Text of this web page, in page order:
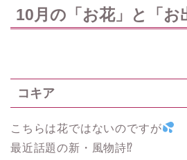
10月の「お花」と「お
コキア
こちらは花ではないのですが
最近話題の新・風物詩⁉